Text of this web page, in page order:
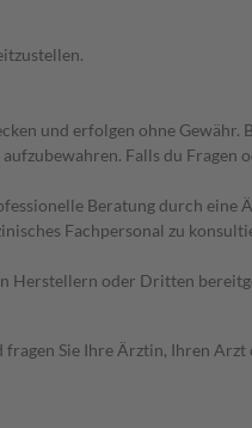
und erfolgen ohne
Falls du
Beratung durch
Fachpersonal zu
oder Dritten
fragen Sie Ihre Ärztin, Ihren